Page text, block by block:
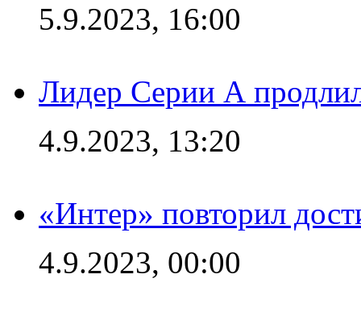
5.9.2023, 16:00
Лидер Серии А
4.9.2023, 13:20
«Интер» повторил
4.9.2023, 00:00